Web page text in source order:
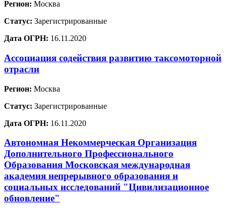
Регион: Москва
Статус: Зарегистрированные
Дата ОГРН: 16.11.2020
Ассоциация содействия развитию таксомоторной
отрасли
Регион: Москва
Статус: Зарегистрированные
Дата ОГРН: 16.11.2020
Автономная Некоммерческая Организация
Дополнительного Профессионального
Образования Московская международная
академия непрерывного образования и
социальных исследований "Цивилизационное
обновление"